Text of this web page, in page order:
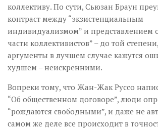
коллективу. По сути, Сьюзан Браун
контраст между “экзистенциальным
индивидуализмом” и представлением
части коллективистов” – до той
аргументы в лучшем случае кажутся
худшем – неискренними.
Вопреки тому, что Жан-Жак Руссо
“Об общественном договоре”, люди
“рождаются свободными”, и даже не
самом же деле все происходит в